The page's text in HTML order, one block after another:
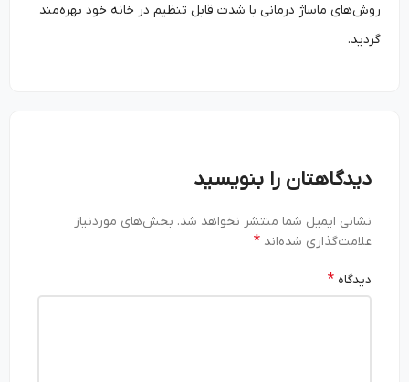
روش‌های ماساژ درمانی با شدت قابل تنظیم در خانه خود بهره‌مند
گردید.
دیدگاهتان را بنویسید
نشانی ایمیل شما منتشر نخواهد شد. بخش‌های موردنیاز
علامت‌گذاری شده‌اند*
دیدگاه*